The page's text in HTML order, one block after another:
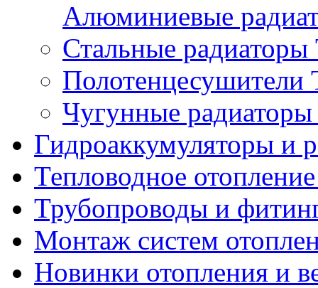
Алюминиевые
Стальные
Чугунные
Гидроаккумуляторы и
Тепловодное
Трубопроводы и
Монтаж систем
Новинки отопления и